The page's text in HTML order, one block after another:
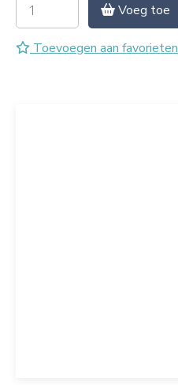
Voeg toe
Toevoegen aan favorieten